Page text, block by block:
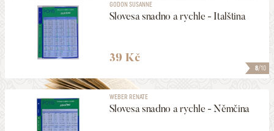
8/10
GODON SUSANNE
Slovesa snadno a rychle - Italština
39 Kč
WEBER RENATE
Slovesa snadno a rychle - Němčina